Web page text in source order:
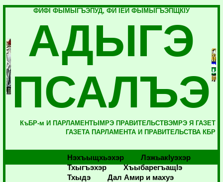
ФИФI ФЫМЫГЪЭПУД, ФИ IЕЙ ФЫМЫГЪЭПЩКIУ
АДЫГЭ
ПСАЛЪЭ
КъБР-м И ПАРЛАМЕНТЫМРЭ ПРАВИТЕЛЬСТВЭМРЭ Я ГАЗЕТ
ГАЗЕТА ПАРЛАМЕНТА И ПРАВИТЕЛЬСТВА КБР
Нэхъыщхьэхэр
Лэжьакlуэхэр
Тхыгъэхэр
Хъыбарегъащlэ
Тхыдэ
Дал Амир и махуэ